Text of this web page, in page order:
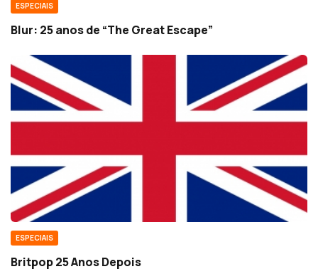
ESPECIAIS
Blur: 25 anos de “The Great Escape”
ESPECIAIS
Britpop 25 Anos Depois